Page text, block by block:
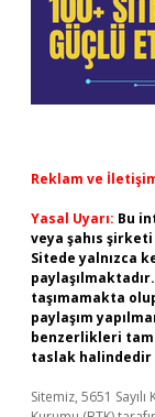
Reklam ve
Yasal Uyarı: Bu
veya şahıs
Sitede yalnızca
taşımamakta
paylaşım
benzerlikleri
taslak halindedir
Sitemiz, 5651